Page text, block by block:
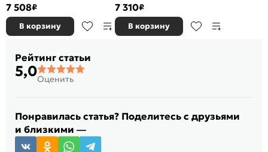
7 508₽
В корзину
7 310₽
В корзину
Рейтинг статьи
5,0Оценить
Понравилась статья? Поделитесь с друзьями
и близкими —